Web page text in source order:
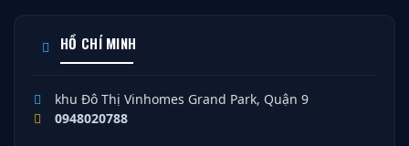
HỒ CHÍ MINH
khu Đô Thị Vinhomes Grand Park, Quận 9
0948020788